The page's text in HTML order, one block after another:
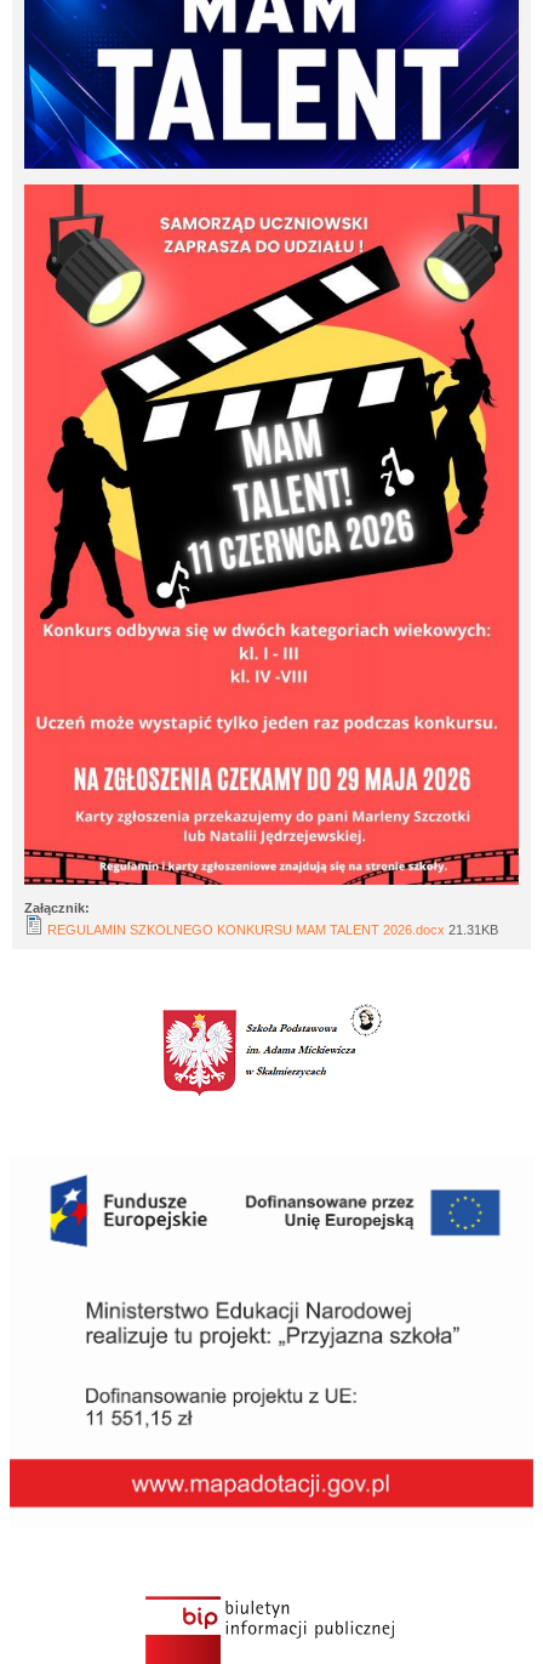
Załącznik:
REGULAMIN SZKOLNEGO KONKURSU MAM TALENT 2026.docx 21.31KB